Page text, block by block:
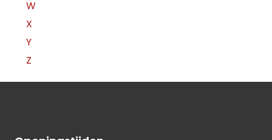
W
X
Y
Z